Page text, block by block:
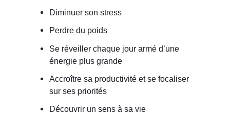
Diminuer son stress
Perdre du poids
Se réveiller chaque jour armé d’une
énergie plus grande
Accroître sa productivité et se focaliser
sur ses priorités
Découvrir un sens à sa vie